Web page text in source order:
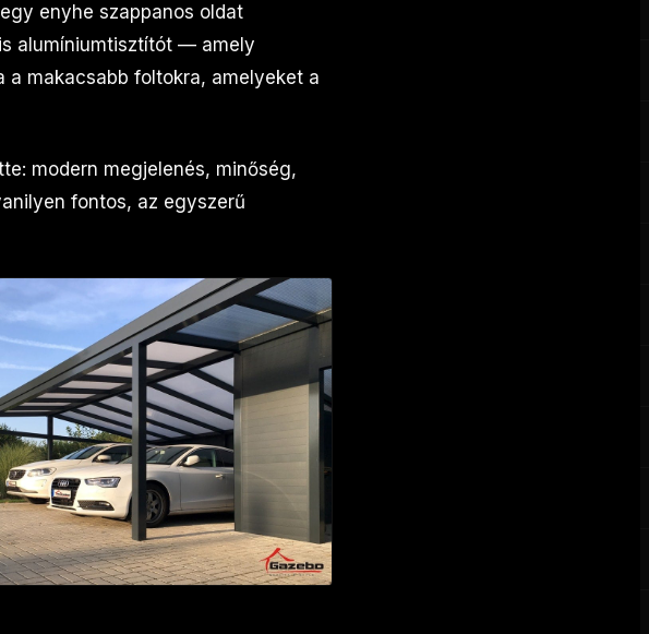
enyhe szappanos oldat
alumíniumtisztítót — amely
makacsabb foltokra, amelyeket a
modern megjelenés, minőség,
fontos, az egyszerű